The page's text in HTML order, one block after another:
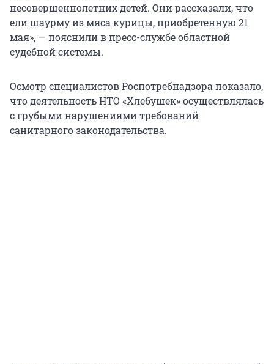
несовершеннолетних детей. Они рассказали, что
ели шаурму из мяса курицы, приобретенную 21
мая», — пояснили в пресс-службе областной
судебной системы.
Осмотр специалистов Роспотребнадзора показало,
что деятельность НТО «Хлебушек» осуществлялась
с грубыми нарушениями требований
санитарного законодательства.